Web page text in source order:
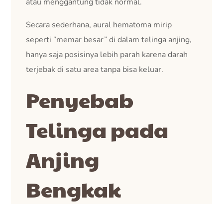
Secara sederhana, aural hematoma mirip
seperti “memar besar” di dalam telinga anjing,
hanya saja posisinya lebih parah karena darah
terjebak di satu area tanpa bisa keluar.
Penyebab
Telinga pada
Anjing
Bengkak